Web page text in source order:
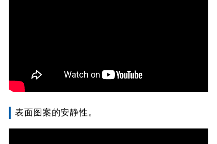
表面图案的安静性。